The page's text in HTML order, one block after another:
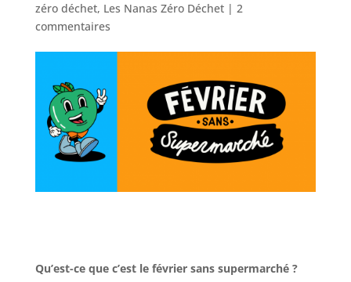
zéro déchet, Les Nanas Zéro Déchet| 2
commentaires
Qu’est-ce que c’est le février sans supermarché ?